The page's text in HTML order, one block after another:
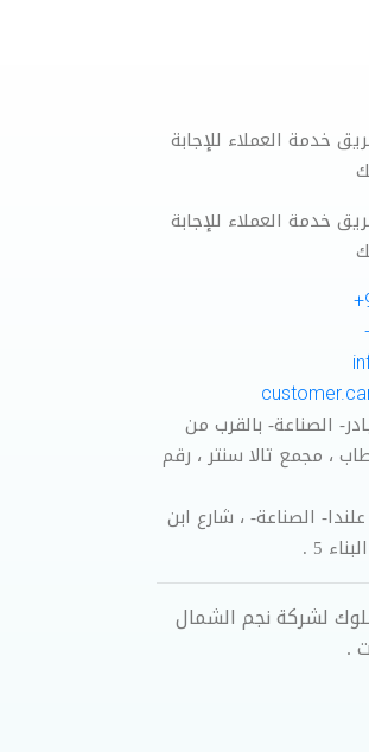
خدمة العملاء للإجابة
خدمة العملاء للإجابة
الصناعة- بالقرب من
، مجمع تالا سنتر ، رقم
الصناعة- ، شارع ابن
لشركة نجم الشمال
.